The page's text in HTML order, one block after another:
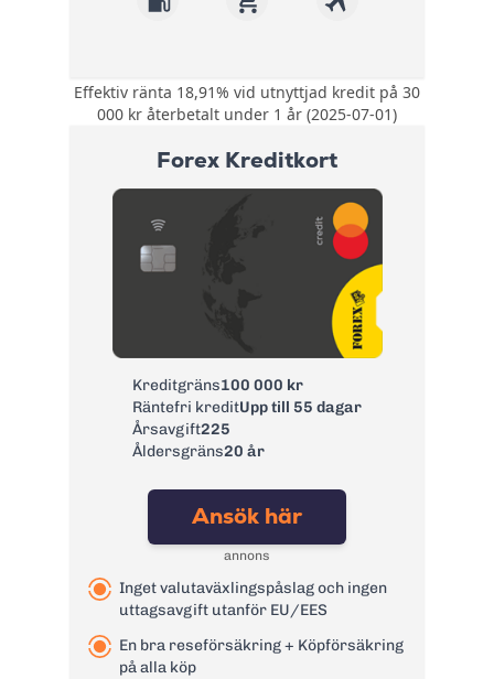
Upp till 25% rabatt i
över 300
rabatt per liter hos
Försäkring:
Kompletterande
reseförsäkring med
avbeställningsskydd
9,74% - 21,90%
Effektiv ränta:
8,10% - 18,90%
Kontantuttag i
bankomat:
3 %, lägst 35 kr
Kontantuttag i
bank:
3 %, lägst 35 kr
pappersfaktura:
39 kr
1,75 % på
Påminnelseavgift:
60 kr
Övertrasseringsav
gift:
95 kr
Effektiv ränta 18,91% vid utnyttjad kredit på 30
000 kr återbetalt under 1 år (2025-07-01)
Forex Kreditkort
Kreditgräns100 000 kr
Räntefri kreditUpp till 55 dagar
Årsavgift225
Åldersgräns20 år
Ansök här
annons
Inget valutaväxlingspåslag och ingen
uttagsavgift utanför EU/EES
En bra reseförsäkring + Köpförsäkring
på alla köp